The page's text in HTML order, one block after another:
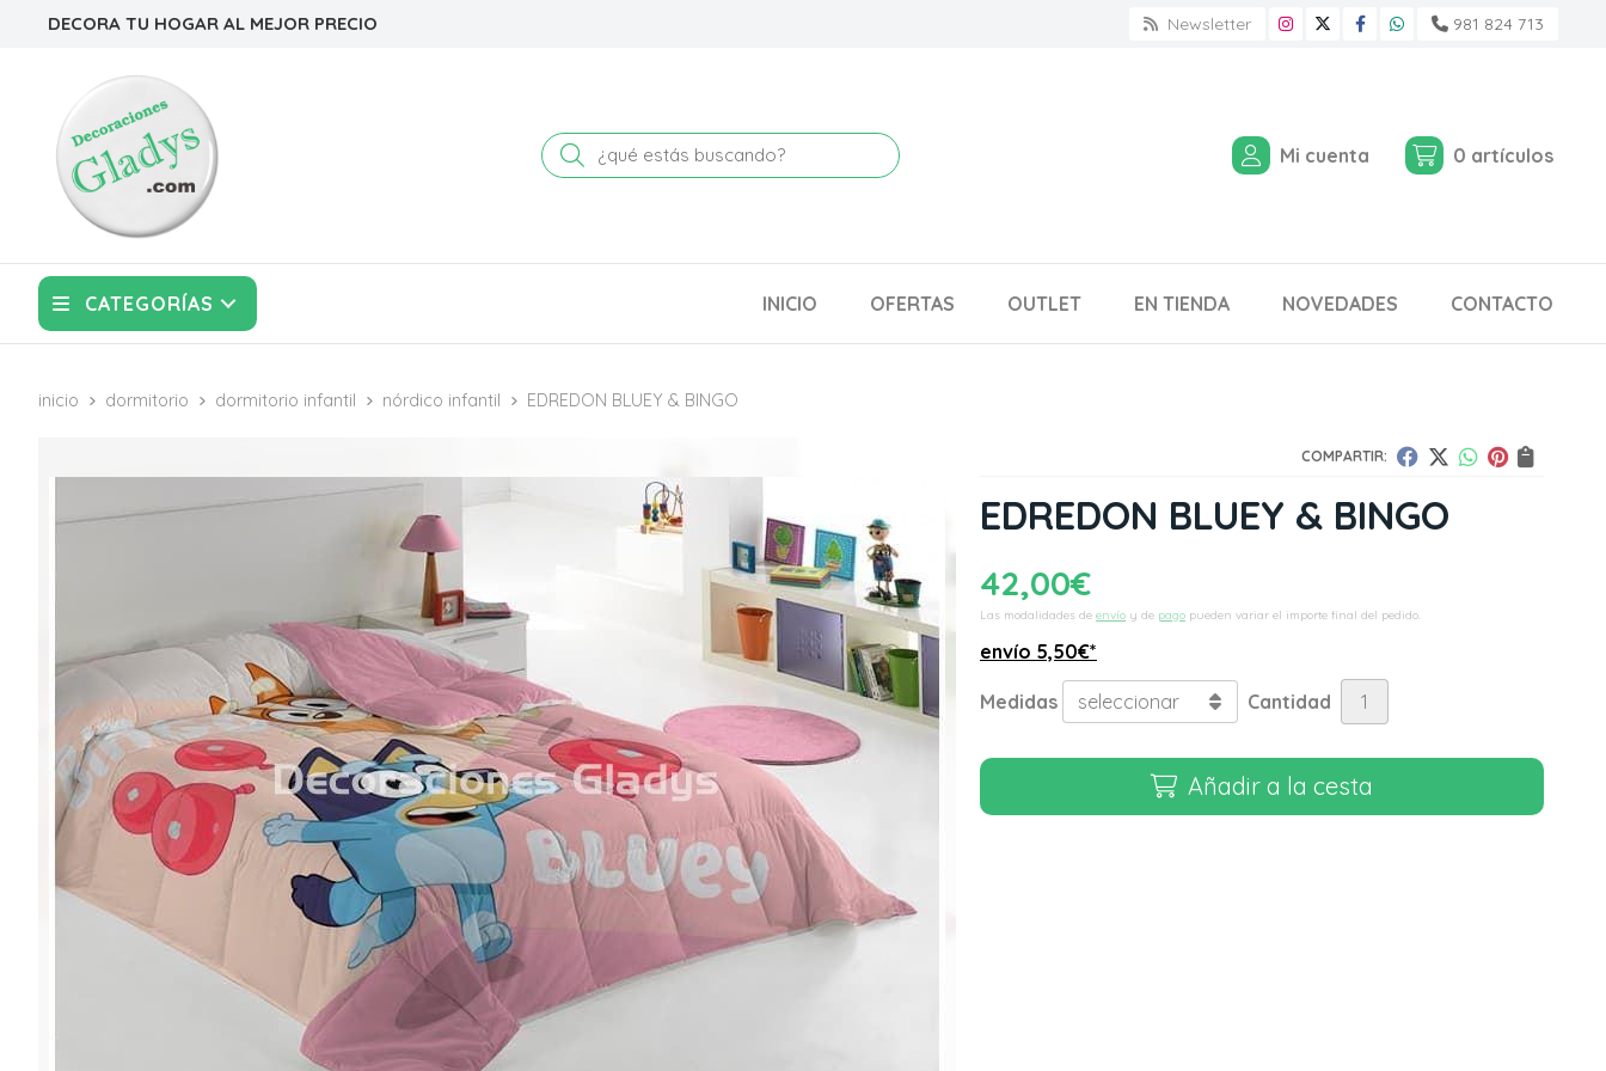
DECORA TU HOGAR AL MEJOR PRECIO Newsletter 981 824 713
Buscar Mi cuenta 0 artículos
CATEGORÍAS INICIO OFERTAS OUTLET EN TIENDA NOVEDADES CONTACTO
inicio dormitorio dormitorio infantil nórdico infantil EDREDON BLUEY & BINGO
COMPARTIR:
EDREDON BLUEY & BINGO
42,00€
Las modalidades de envío y de pago pueden variar el importe final del pedido.
envío 5,50€*
Medidas Cantidad
Añadir a la cesta